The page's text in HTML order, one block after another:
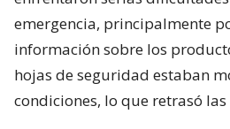
emergencia, principalmente
información sobre los
hojas de seguridad estaban
condiciones, lo que retrasó las